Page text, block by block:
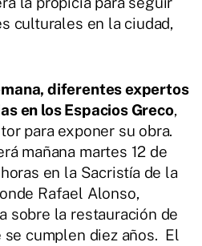
culturales en la ciudad,
diferentes expertos
en los Espacios Greco,
para exponer su obra.
mañana martes 12 de
en la Sacristía de la
Rafael Alonso,
sobre la restauración de
se cumplen diez años. El